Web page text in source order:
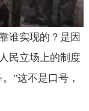
谁实现的？是因
民立场上的制度
”这不是口号，